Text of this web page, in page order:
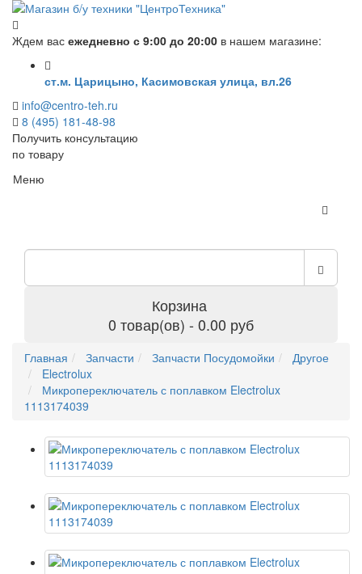
Ждем вас ежедневно с 9:00 до 20:00 в нашем магазине:
ст.м. Царицыно, Касимовская улица, вл.26
info@centro-teh.ru
8 (495) 181-48-98
Получить консультацию
по товару
Меню
Корзина
0 товар(ов) - 0.00 руб
Главная Запчасти Запчасти Посудомойки
Другое
Electrolux
Микропереключатель с поплавком Electrolux
1113174039